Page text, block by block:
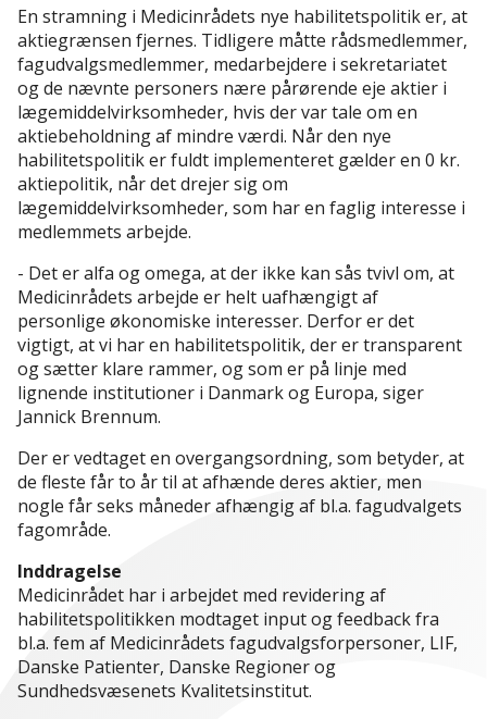
En stramning i Medicinrådets nye habilitetspolitik er, at
aktiegrænsen fjernes. Tidligere måtte rådsmedlemmer,
fagudvalgsmedlemmer, medarbejdere i sekretariatet
og de nævnte personers nære pårørende eje aktier i
lægemiddelvirksomheder, hvis der var tale om en
aktiebeholdning af mindre værdi. Når den nye
habilitetspolitik er fuldt implementeret gælder en 0 kr.
aktiepolitik, når det drejer sig om
lægemiddelvirksomheder, som har en faglig interesse i
medlemmets arbejde.
- Det er alfa og omega, at der ikke kan sås tvivl om, at
Medicinrådets arbejde er helt uafhængigt af
personlige økonomiske interesser. Derfor er det
vigtigt, at vi har en habilitetspolitik, der er transparent
og sætter klare rammer, og som er på linje med
lignende institutioner i Danmark og Europa, siger
Jannick Brennum.
Der er vedtaget en overgangsordning, som betyder, at
de fleste får to år til at afhænde deres aktier, men
nogle får seks måneder afhængig af bl.a. fagudvalgets
fagområde.
Inddragelse
Medicinrådet har i arbejdet med revidering af
habilitetspolitikken modtaget input og feedback fra
bl.a. fem af Medicinrådets fagudvalgsforpersoner, LIF,
Danske Patienter, Danske Regioner og
Sundhedsvæsenets Kvalitetsinstitut.